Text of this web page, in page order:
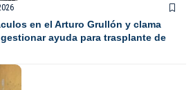
en el Arturo Grullón y clama
ayuda para trasplante de